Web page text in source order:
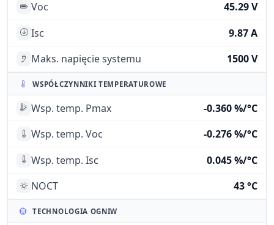
Voc
45.29 V
Isc
9.87 A
Maks. napięcie systemu
1500 V
WSPÓŁCZYNNIKI TEMPERATUROWE
Wsp. temp. Pmax
-0.360 %/°C
Wsp. temp. Voc
-0.276 %/°C
Wsp. temp. Isc
0.045 %/°C
NOCT
43 °C
TECHNOLOGIA OGNIW